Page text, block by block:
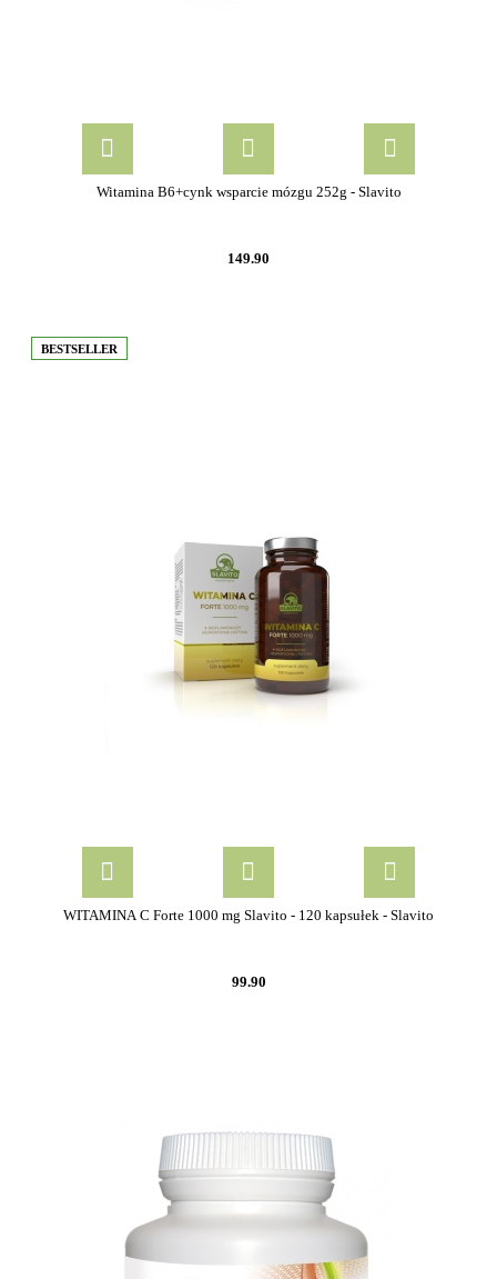
Witamina B6+cynk wsparcie mózgu 252g - Slavito
149.90
BESTSELLER
WITAMINA C Forte 1000 mg Slavito - 120 kapsułek - Slavito
99.90